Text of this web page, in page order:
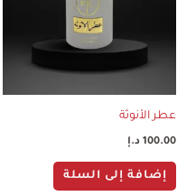
عطر الأنوثة
100.00 د.إ
إضافة إلى السلة